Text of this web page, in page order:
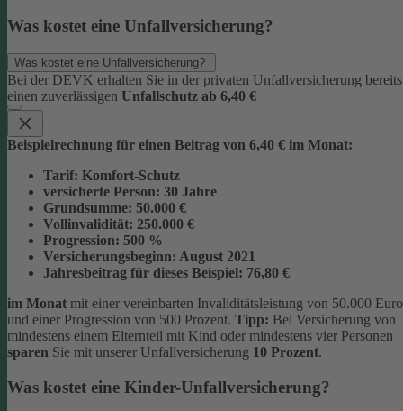
Was kostet eine Unfallversicherung?
Was kostet eine Unfallversicherung?
Bei der DEVK erhalten Sie in der privaten Unfallversicherung bereits
einen zuverlässigen Unfallschutz ab 6,40 €
Beispielrechnung für einen Beitrag von 6,40 € im Monat:
Tarif: Komfort-Schutz
versicherte Person: 30 Jahre
Grundsumme: 50.000 €
Vollinvalidität: 250.000 €
Progression: 500 %
Versicherungsbeginn: August 2021
Jahresbeitrag für dieses Beispiel: 76,80 €
im Monat mit einer vereinbarten Invaliditätsleistung von 50.000 Euro
und einer Progression von 500 Prozent. Tipp: Bei Versicherung von
mindestens einem Elternteil mit Kind oder mindestens vier Personen
sparen Sie mit unserer Unfallversicherung 10 Prozent.
Was kostet eine Kinder-Unfallversicherung?